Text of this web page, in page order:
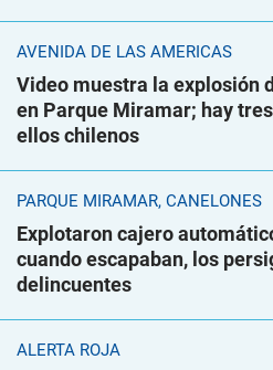
AVENIDA DE LAS AMÉRICAS
Video muestra la explosión
en Parque Miramar; hay
ellos chilenos
PARQUE MIRAMAR, CANELONES
Explotaron cajero
cuando escapaban, los
delincuentes
ALERTA ROJA